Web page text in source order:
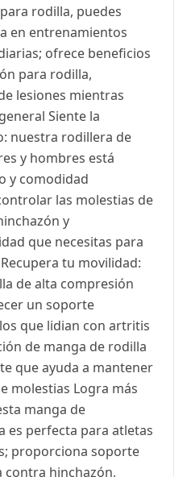
rodilla, puedes
en entrenamientos
ofrece beneficios
para rodilla,
lesiones mientras
Siente la
nuestra rodillera de
y hombres está
y comodidad
las molestias de
y
que necesitas para
tu movilidad:
de alta compresión
un soporte
que lidian con artritis
de manga de rodilla
que ayuda a mantener
molestias Logra más
manga de
es perfecta para atletas
proporciona soporte
contra hinchazón,